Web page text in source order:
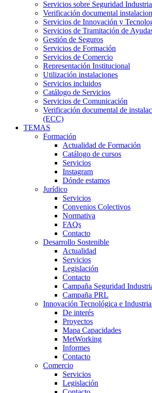
Servicios sobre Seguridad
Verificación documental
Servicios de Innovación y
Servicios de Tramitación de
Gestión de Seguros
Servicios de Formación
Servicios de Comercio
Representación Institucional
Utilización instalaciones
Servicios incluidos
Catálogo de Servicios
Servicios de Comunicación
Verificación documental de
(ECC)
TEMAS
Formación
Actualidad de Formación
Catálogo de cursos
Servicios
Instagram
Dónde estamos
Jurídico
Servicios
Convenios Colectivos
Normativa
FAQs
Contacto
Desarrollo Sostenible
Actualidad
Servicios
Legislación
Contacto
Campaña Seguridad
Campaña PRL
Innovación Tecnológica e
De interés
Proyectos
Mapa Capacidades
MetWorking
Informes
Contacto
Comercio
Servicios
Legislación